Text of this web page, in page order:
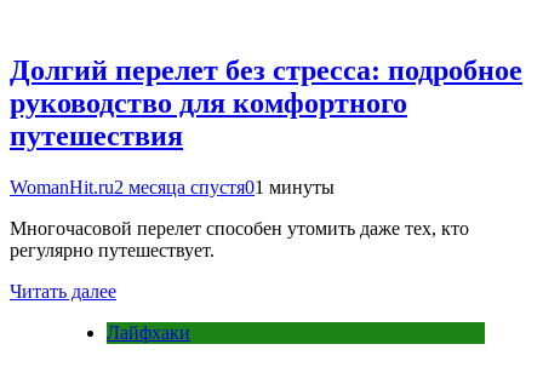
Долгий перелет без стресса: подробное
руководство для комфортного
путешествия
WomanHit.ru2 месяца спустя01 минуты
Многочасовой перелет способен утомить даже тех, кто
регулярно путешествует.
Читать далее
Лайфхаки